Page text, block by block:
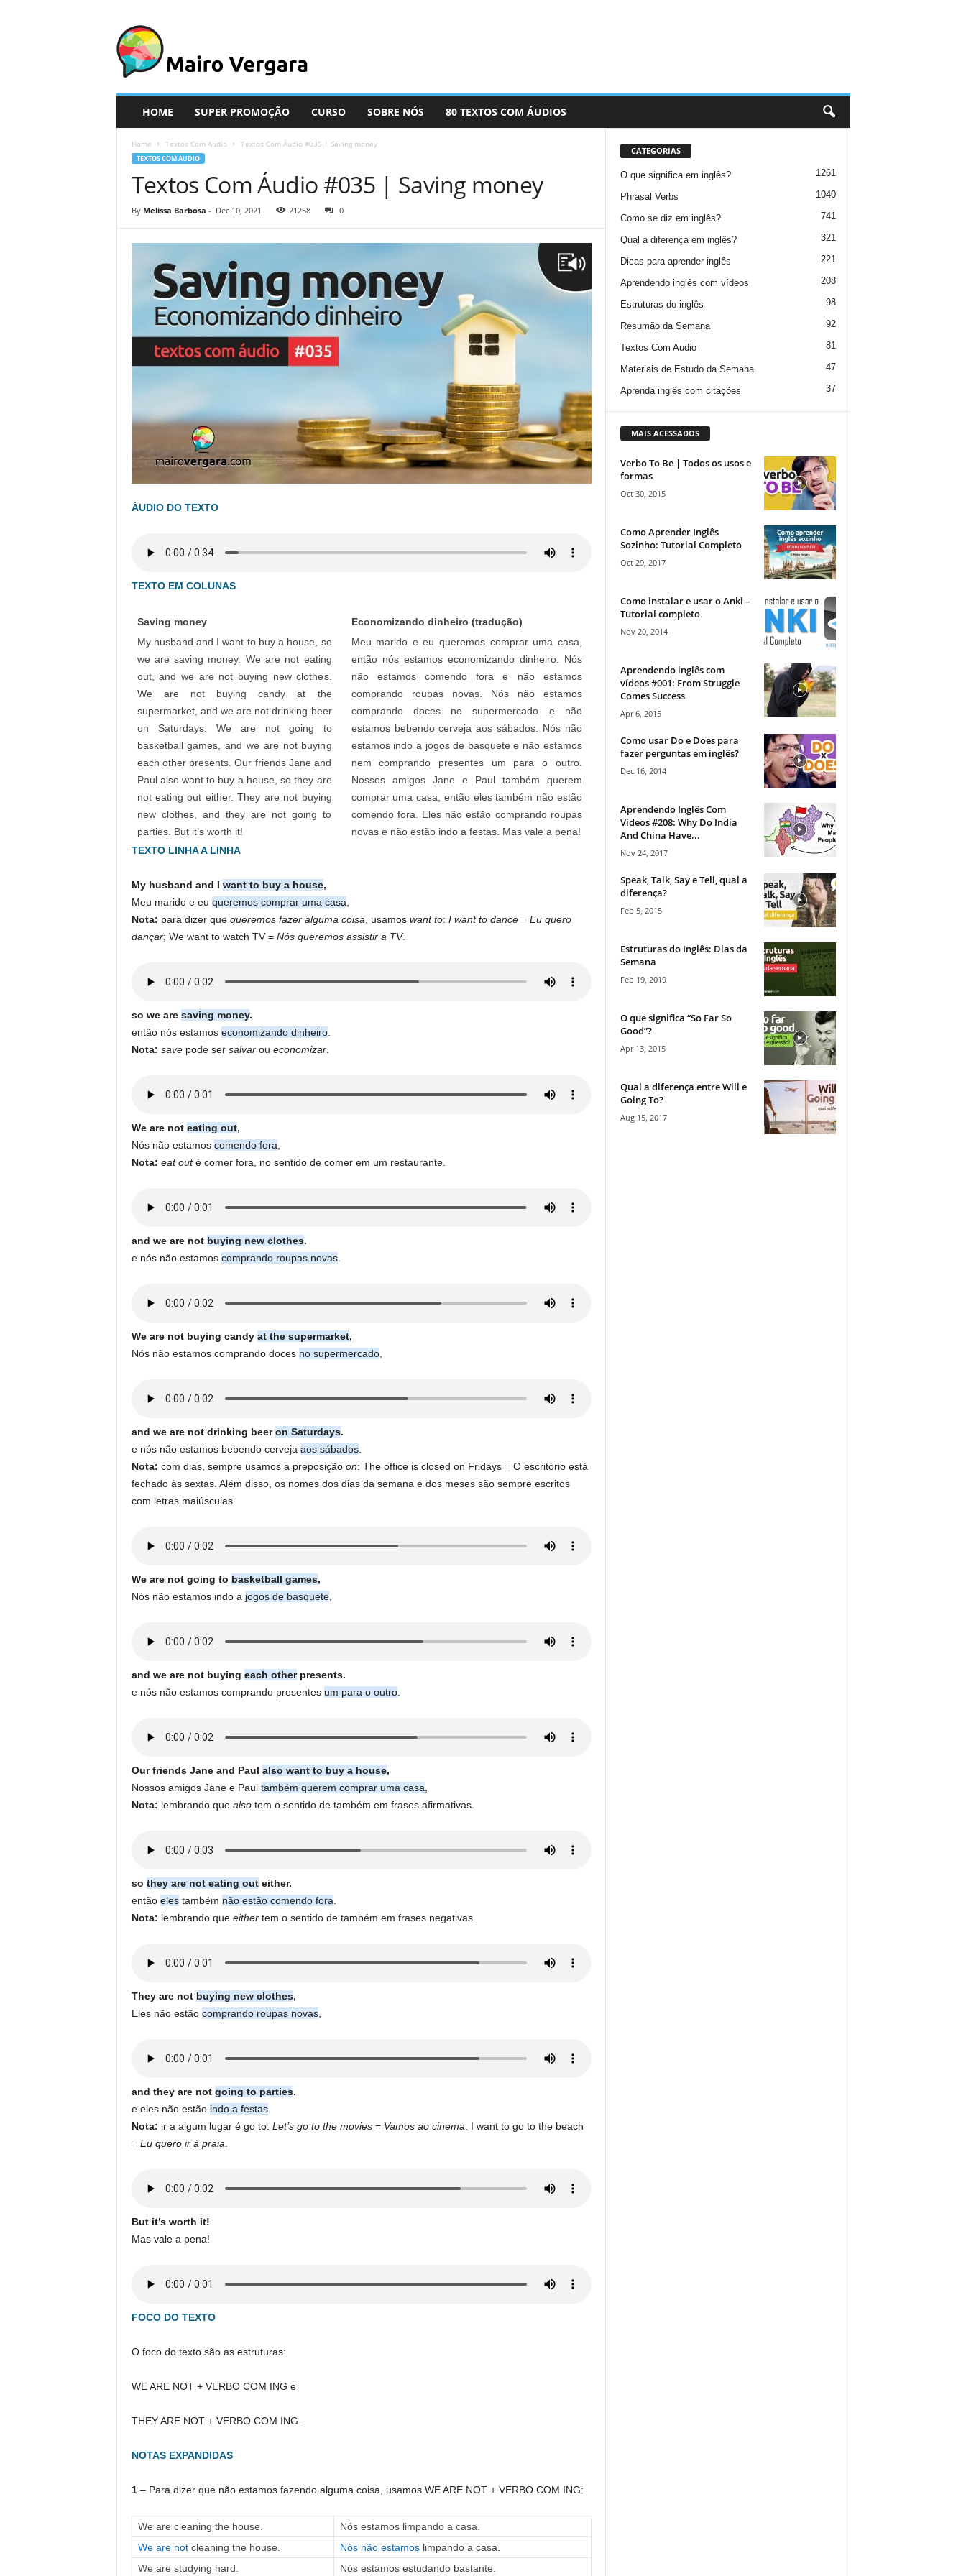
i
r
HOME SUPER PROMOÇÃO CURSO SOBRE NÓS 80 TEXTOS COM ÁUDIOS
Home Textos Com Audio Textos Com Áudio #035 | Saving money
TEXTOS COM AUDIO
Textos Com Áudio #035 | Saving money
By Melissa Barbosa - Dec 10, 2021 21258 0
ÁUDIO DO TEXTO
TEXTO EM COLUNAS
Saving money
Economizando dinheiro (tradução)
My husband and I want to buy a house, so
we are saving money. We are not eating
out, and we are not buying new clothes.
We are not buying candy at the
supermarket, and we are not drinking beer
on Saturdays. We are not going to
basketball games, and we are not buying
each other presents. Our friends Jane and
Paul also want to buy a house, so they are
not eating out either. They are not buying
new clothes, and they are not going to
parties. But it’s worth it!
Meu marido e eu queremos comprar uma casa,
então nós estamos economizando dinheiro. Nós
não estamos comendo fora e não estamos
comprando roupas novas. Nós não estamos
comprando doces no supermercado e não
estamos bebendo cerveja aos sábados. Nós não
estamos indo a jogos de basquete e não estamos
nem comprando presentes um para o outro.
Nossos amigos Jane e Paul também querem
comprar uma casa, então eles também não estão
comendo fora. Eles não estão comprando roupas
novas e não estão indo a festas. Mas vale a pena!
TEXTO LINHA A LINHA
My husband and I want to buy a house,
Meu marido e eu queremos comprar uma casa
Nota: para dizer que queremos fazer alguma coisa , usamos want to: I want to dance= Eu quero
dançar; We want to watch TV = Nós queremos assistir a TV.
so we are saving money.
então nós estamos economizando dinheiro.
Nota: savepode ser salvarou economizar.
We are not eating out,
Nós não estamos comendo fora
Nota: eat outé comer fora, no sentido de comer em um restaurante.
and we are not buying new clothes.
e nós não estamos comprando roupas novas.
We are not buying candy at the supermarket,
Nós não estamos comprando doces no supermercado,
and we are not drinking beeron Saturdays.
e nós não estamos bebendo cerveja aos sábados.
Nota: com dias, sempre usamos a preposição on: The office is closed on Fridays = O escritório está
fechado às sextas. Além disso, os nomes dos dias da semana e dos meses são sempre escritos
com letras maiúsculas.
We are not going to basketball games,
Nós não estamos indo a jogos de basquete,
and we are not buying each otherpresents.
e nós não estamos comprando presentes um para o outro.
Our friends Jane and Paul also want to buy a house,
Nossos amigos Jane e Paul também querem comprar uma casa
Nota: lembrando que alsotem o sentido de também em frases afirmativas.
so they are not eating outeither.
então elestambém não estão comendo fora
Nota: lembrando que eithertem o sentido de também em frases negativas.
They are not buying new clothes,
Eles não estão comprando roupas novas,
and they are not going to parties.
e eles não estão indo a festas.
Nota: ir a algum lugar é go to: Let’s go to the movies= Vamos ao cinema . I want to go to the beach
= Eu quero ir à praia
But it’s worth it!
Mas vale a pena!
FOCO DO TEXTO
O foco do texto são as estruturas:
WE ARE NOT + VERBO COM ING e
THEY ARE NOT + VERBO COM ING.
NOTAS EXPANDIDAS
1– Para dizer que não estamos fazendo alguma coisa, usamos WE ARE NOT + VERBO COM ING:
We are cleaning the house.
Nós estamos limpando a casa.
We are notcleaning the house. Nós não estamoslimpando a casa.
We are studying hard.
Nós estamos estudando bastante.
CATEGORIAS
O que significa em inglês? 1261
Phrasal Verbs 1040
Como se diz em inglês? 741
Qual a diferença em inglês? 321
Dicas para aprender inglês 221
Aprendendo inglês com vídeos 208
Estruturas do inglês 98
Resumão da Semana 92
Textos Com Audio 81
Materiais de Estudo da Semana 47
Aprenda inglês com citações 37
MAIS ACESSADOS
Verbo To Be | Todos os usos e
formas
Oct 30, 2015
Como Aprender Inglês
Sozinho: Tutorial Completo
Oct 29, 2017
Como instalar e usar o Anki –
Tutorial completo
Nov 20, 2014
Aprendendo inglês com
vídeos #001: From Struggle
Comes Success
Apr 6, 2015
Como usar Do e Does para
fazer perguntas em inglês?
Dec 16, 2014
Aprendendo Inglês Com
Vídeos #208: Why Do India
And China Have...
Nov 24, 2017
Speak, Talk, Say e Tell, qual a
diferença?
Feb 5, 2015
Estruturas do Inglês: Dias da
Semana
Feb 19, 2019
O que significa “So Far So
Good”?
Apr 13, 2015
Qual a diferença entre Will e
Going To?
Aug 15, 2017